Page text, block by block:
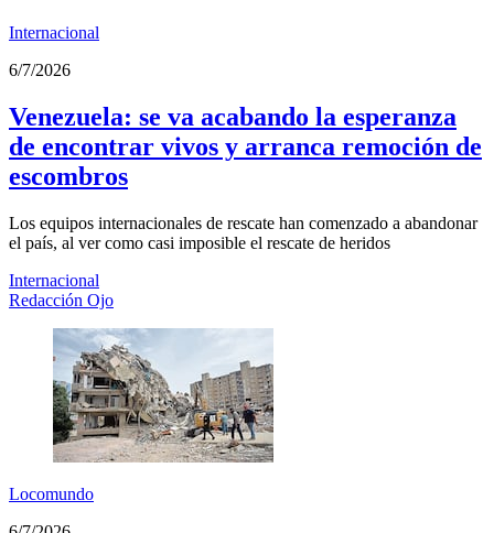
Internacional
6/7/2026
Venezuela: se va acabando la esperanza
de encontrar vivos y arranca remoción de
escombros
Los equipos internacionales de rescate han comenzado a abandonar
el país, al ver como casi imposible el rescate de heridos
Internacional
Redacción Ojo
Locomundo